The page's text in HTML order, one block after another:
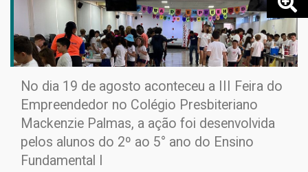
No dia 19 de agosto aconteceu a III Feira do
Empreendedor no Colégio Presbiteriano
Mackenzie Palmas, a ação foi desenvolvida
pelos alunos do 2º ao 5° ano do Ensino
Fundamental I